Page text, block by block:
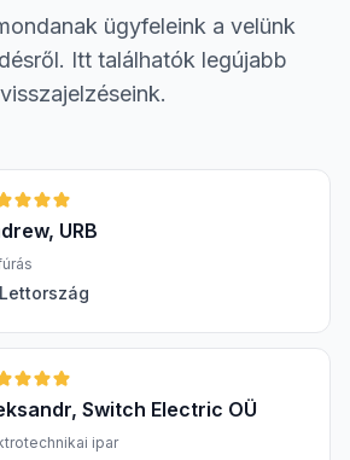
ügyfeleink a velünk
Itt találhatók legújabb
URB
Lettország
Switch Electric OÜ
ipar